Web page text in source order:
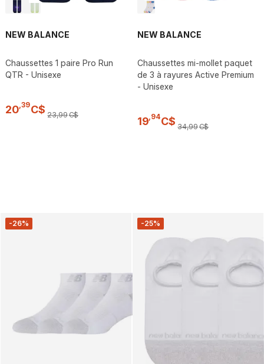
NEW BALANCE
Chaussettes 1 paire Pro Run
QTR - Unisexe
20,39C$ 23,99C$
NEW BALANCE
Chaussettes mi-mollet paquet
de 3 à rayures Active Premium
- Unisexe
19,94C$ 34,99C$
-26% -25%